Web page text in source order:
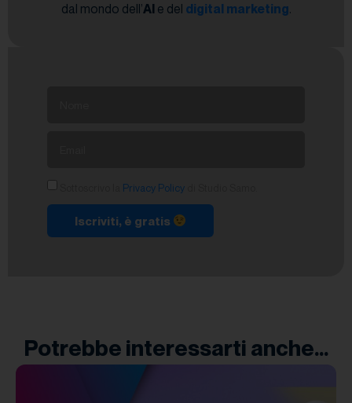
dal mondo dell’AI e del digital marketing.
Privacy Policy
Iscriviti, è gratis
Potrebbe interessarti anche...